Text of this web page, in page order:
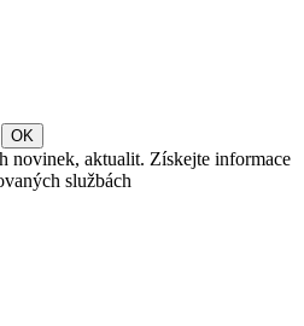
novinek, aktualit. Získejte informace
službách